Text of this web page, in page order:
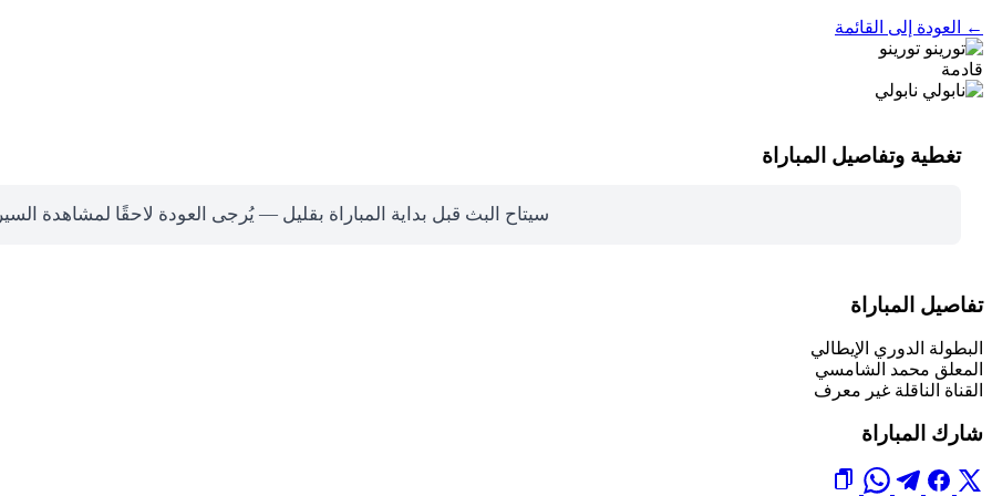
← العودة إلى القائمة
تورينو
قادمة
نابولي
تغطية وتفاصيل المباراة
سيتاح البث قبل بداية المباراة بقليل — يُرجى العودة لاحقًا لمشاهدة
تفاصيل المباراة
البطولة الدوري الإيطالي
المعلق محمد الشامسي
القناة الناقلة غير معرف
شارك المباراة